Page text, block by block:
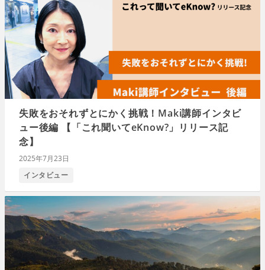
失敗をおそれずとにかく挑戦！Maki講師インタビ
ュー後編 【「これ聞いてeKnow?」リリース記
念】
2025年7月23日
インタビュー